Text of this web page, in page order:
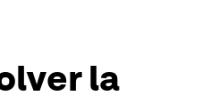
la